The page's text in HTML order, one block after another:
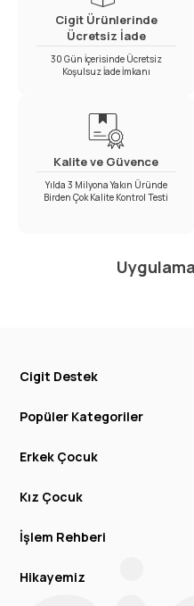
Cigit Ürünlerinde
Ücretsiz İade
30 Gün İçerisinde Ücretsiz
Koşulsuz İade İmkanı
Kalite ve Güvence
Yılda 3 Milyona Yakın Üründe
Birden Çok Kalite Kontrol Testi
Cigit Destek
Popüler Kategoriler
Erkek Çocuk
Kız Çocuk
İşlem Rehberi
Hikayemiz